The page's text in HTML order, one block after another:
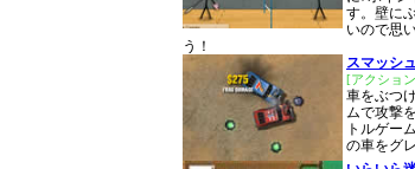
す。壁に
いので思
う！
スマッシ
[アクショ
車をぶつ
ムで攻撃
トルゲー
の車をグ